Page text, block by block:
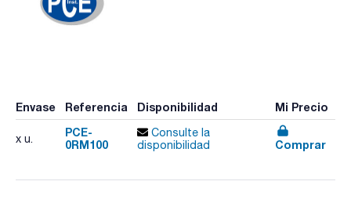
Envase Referencia Disponibilidad Mi Precio
x u.
PCE-
0RM100
Consulte la
disponibilidad
Comprar